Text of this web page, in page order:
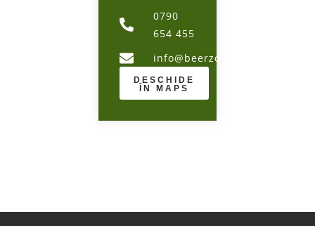
0790
654 455
info@beerzone.ro
DESCHIDE
ÎN MAPS